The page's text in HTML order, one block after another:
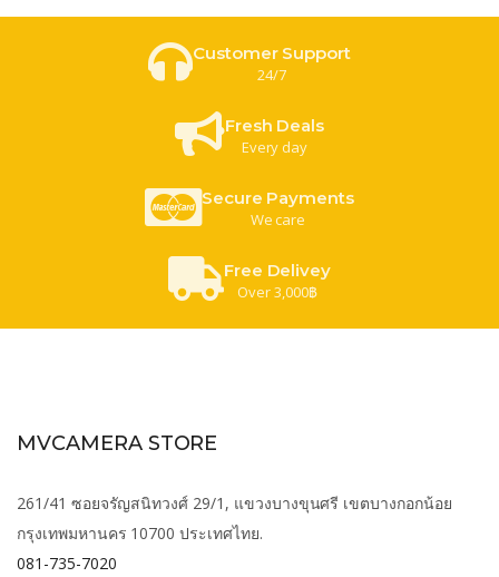
Customer Support
24/7
Fresh Deals
Every day
Secure Payments
We care
Free Delivey
Over 3,000฿
MVCAMERA STORE
261/41 ซอยจรัญสนิทวงศ์ 29/1, แขวงบางขุนศรี เขตบางกอกน้อย
กรุงเทพมหานคร 10700 ประเทศไทย.
081-735-7020